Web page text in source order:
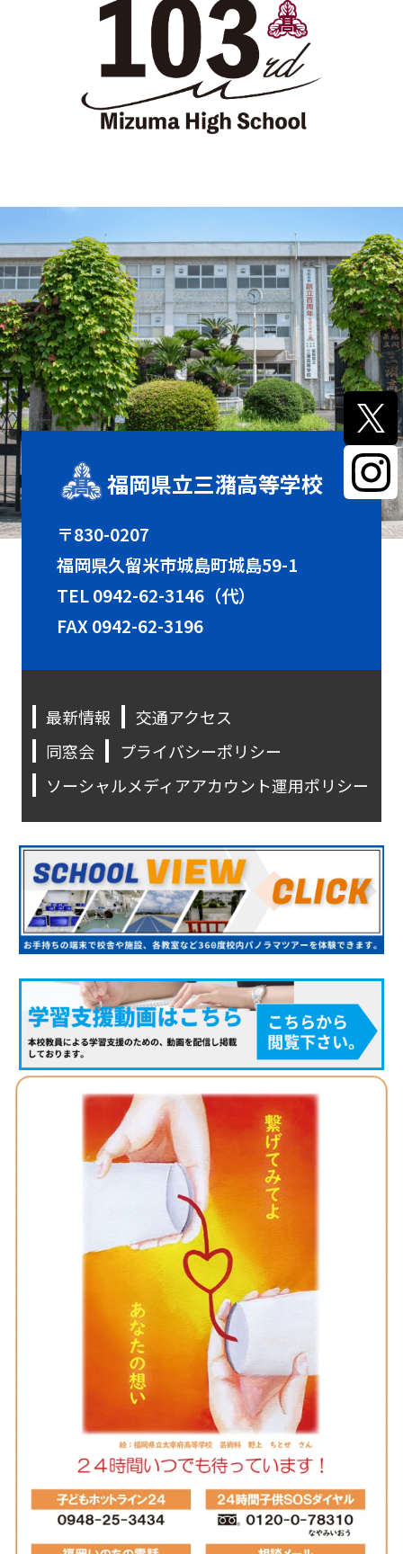
福岡県立三潴高等学校
〒830-0207
福岡県久留米市城島町城島59-1
TEL0942-62-3146（代）
FAX 0942-62-3196
最新情報
交通アクセス
同窓会
プライバシーポリシー
ソーシャルメディアアカウント運用ポリシー